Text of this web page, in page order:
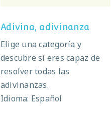
Adivina, adivinanza
Elige una categoría y
descubre si eres capaz de
resolver todas las
adivinanzas.
Idioma: Español